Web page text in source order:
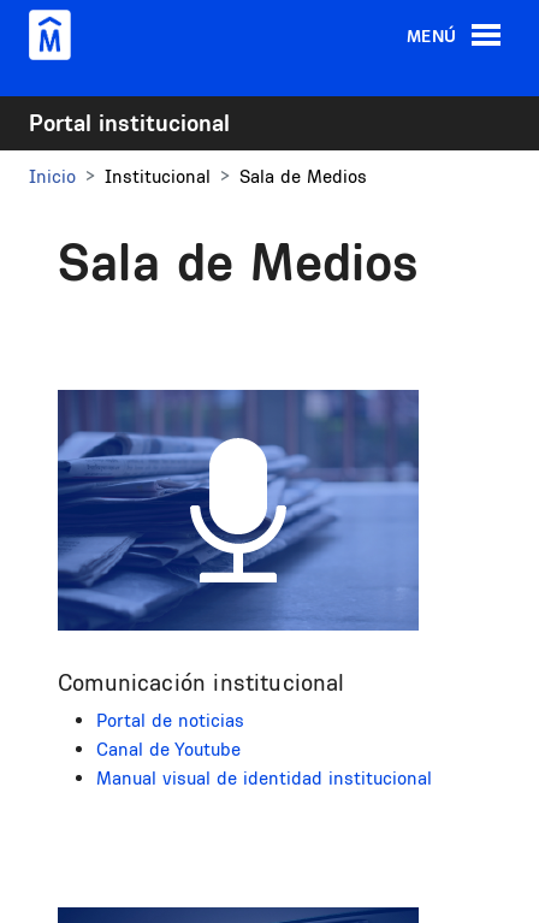
Pasar al contenido principal
MENÚ
Portal institucional
Inicio Institucional Sala de Medios
Sala de Medios
Comunicación institucional
Portal de noticias
Canal de Youtube
Manual visual de identidad institucional